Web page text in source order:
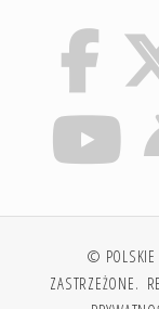
© POLSKIE
ZASTRZEŻONE.